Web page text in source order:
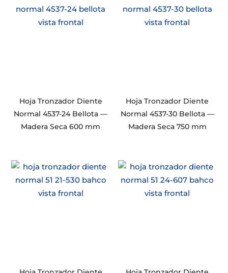
Hoja Tronzador Diente
Normal 4537-24 Bellota —
Madera Seca 600 mm
Hoja Tronzador Diente
Normal 4537-30 Bellota —
Madera Seca 750 mm